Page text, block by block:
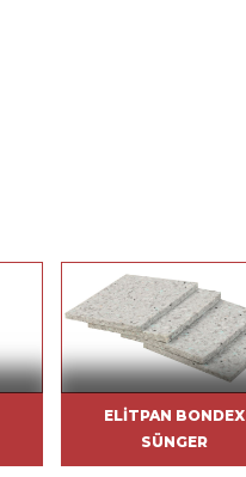
ELITPAN BONDEX
SÜNGER